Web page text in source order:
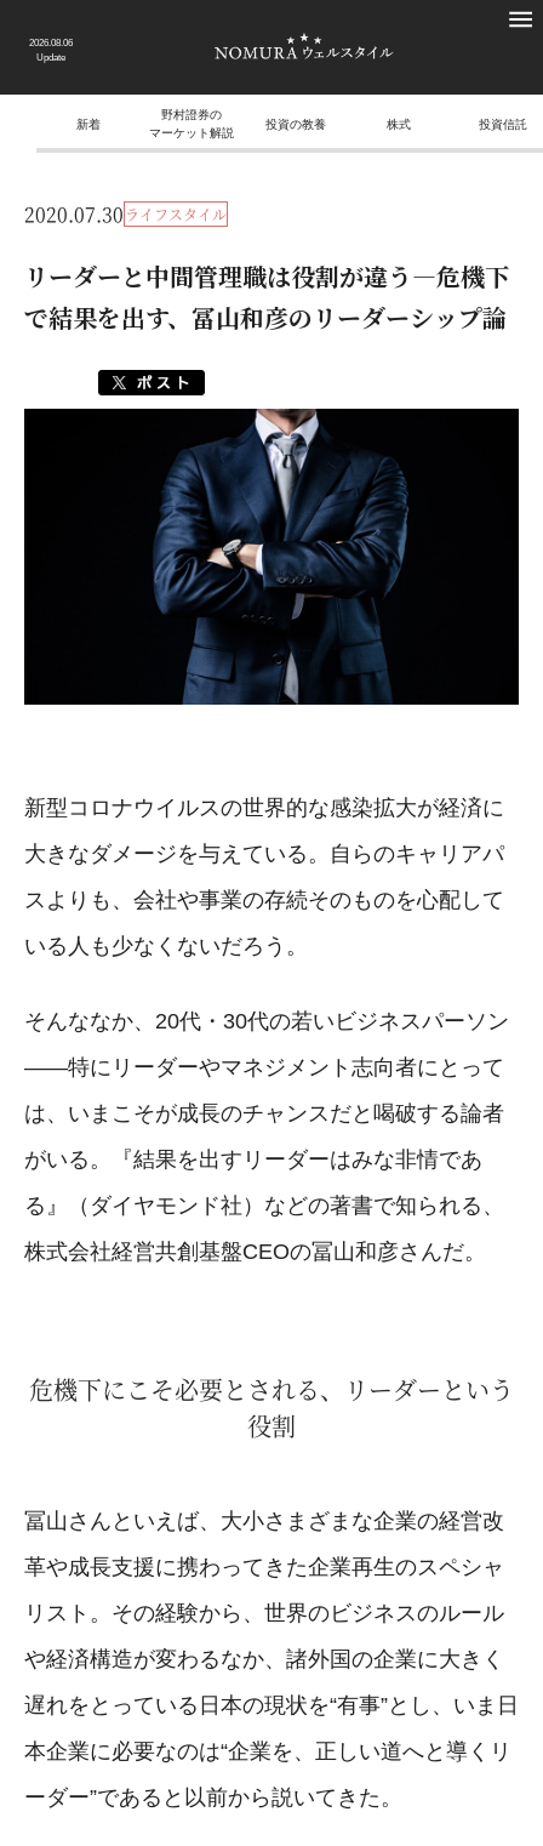
2026.08.06
Update
新着
野村證券の
マーケット解説
投資の教養 株式 投資信託
2020.07.30 ライフスタイル
リーダーと中間管理職は役割が違う―危機下
で結果を出す、冨山和彦のリーダーシップ論
新型コロナウイルスの世界的な感染拡大が経済に
大きなダメージを与えている。自らのキャリアパ
スよりも、会社や事業の存続そのものを心配して
いる人も少なくないだろう。
そんななか、20代・30代の若いビジネスパーソン
――特にリーダーやマネジメント志向者にとって
は、いまこそが成長のチャンスだと喝破する論者
がいる。『結果を出すリーダーはみな非情であ
る』（ダイヤモンド社）などの著書で知られる、
株式会社経営共創基盤CEOの冨山和彦さんだ。
危機下にこそ必要とされる、リーダーという
役割
冨山さんといえば、大小さまざまな企業の経営改
革や成長支援に携わってきた企業再生のスペシャ
リスト。その経験から、世界のビジネスのルール
や経済構造が変わるなか、諸外国の企業に大きく
遅れをとっている日本の現状を“有事”とし、いま日
本企業に必要なのは“企業を、正しい道へと導くリ
ーダー”であると以前から説いてきた。